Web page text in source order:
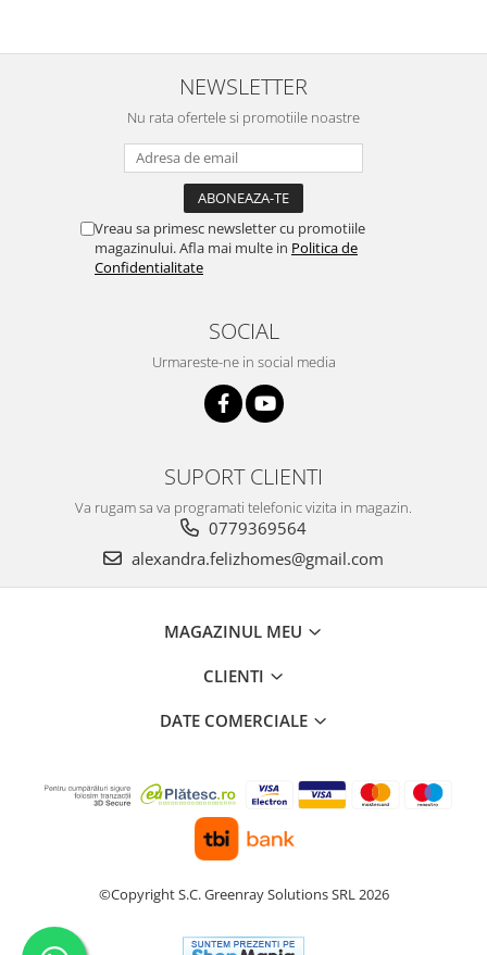
NEWSLETTER
Nu rata ofertele si promotiile noastre
Vreau sa primesc newsletter cu promotiile
magazinului. Afla mai multe in Politica de
Confidentialitate
SOCIAL
Urmareste-ne in social media
SUPORT CLIENTI
Va rugam sa va programati telefonic vizita in magazin.
0779369564
alexandra.felizhomes@gmail.com
MAGAZINUL MEU
CLIENTI
DATE COMERCIALE
©Copyright S.C. Greenray Solutions SRL 2026